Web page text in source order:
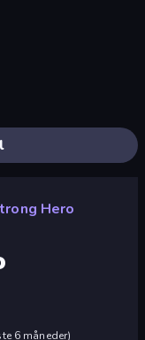
Hero
6 måneder)